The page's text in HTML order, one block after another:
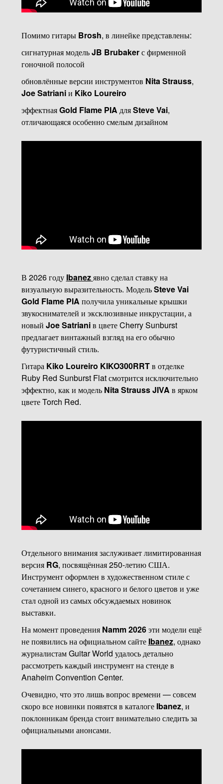
Помимо гитары Brosh, в линейке представлены:
сигнатурная модельJB Brubakerс фирменной
гоночной полосой
обновлённые версии инструментов Nita Strauss,
Joe Satrianiи Kiko Loureiro
эффектнаяGold Flame PIA дляSteve Vai,
отличающаяся особенно смелым дизайном
В 2026 году Ibanezявно сделал ставку на
визуальную выразительность. МодельSteve Vai
Gold Flame PIA получила уникальные крышки
звукоснимателей и эксклюзивные инкрустации, а
новый Joe Satrianiв цвете Cherry Sunburst
предлагает винтажный взгляд на его обычно
футуристичный стиль.
Гитара Kiko Loureiro KIKO300RRTв отделке
Ruby Red Sunburst Flat смотрится исключительно
эффектно, как и модель Nita Strauss JIVA в ярком
цвете Torch Red.
Отдельного внимания заслуживает лимитированная
версия RG, посвящённая 250-летию США.
Инструмент оформлен в художественном стиле с
сочетанием синего, красного и белого цветов и уже
стал одной из самых обсуждаемых новинок
выставки.
На момент проведения Namm 2026эти модели ещё
не появились на официальном сайте Ibanez, однако
журналистам Guitar World удалось детально
рассмотреть каждый инструмент на стенде в
Anaheim Convention Center.
Очевидно, что это лишь вопрос времени — совсем
скоро все новинки появятся в каталоге Ibanez, и
поклонникам бренда стоит внимательно следить за
официальными анонсами.